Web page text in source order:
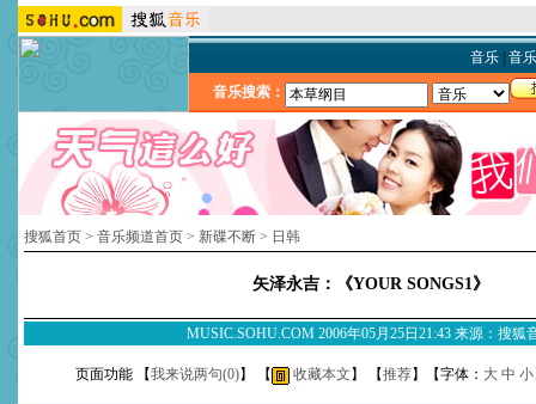
音乐| 音
音乐搜索：
搜狐首页 > 音乐频道首页 > 新碟不断 > 日韩
矢泽永吉：《YOUR SONGS1》
MUSIC.SOHU.COM 2006年05月25日21:43 来源：搜狐
页面功能 【我来说两句(0)】 【 收藏本文 】 【推荐】【字体： 大 中 小